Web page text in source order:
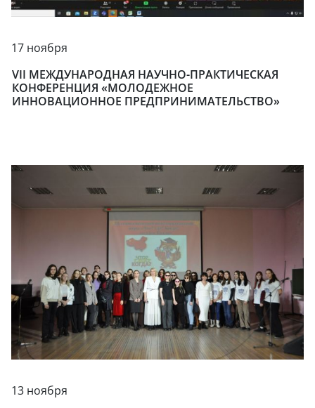
17 ноября
VII МЕЖДУНАРОДНАЯ НАУЧНО-ПРАКТИЧЕСКАЯ
КОНФЕРЕНЦИЯ «МОЛОДЕЖНОЕ
ИННОВАЦИОННОЕ ПРЕДПРИНИМАТЕЛЬСТВО»
13 ноября